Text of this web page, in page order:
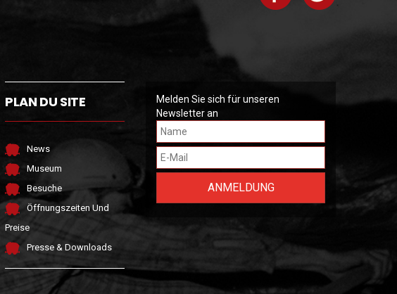
PLAN DU SITE
News
Museum
Besuche
Öffnungszeiten Und
Preise
Presse & Downloads
Melden Sie sich für unseren
Newsletter an